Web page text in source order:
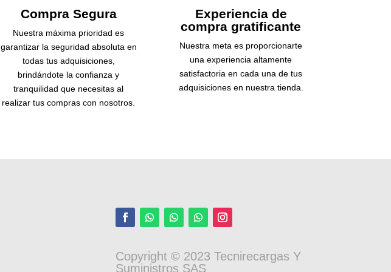
Compra Segura
Nuestra máxima prioridad es
garantizar la seguridad absoluta en
todas tus adquisiciones,
brindándote la confianza y
tranquilidad que necesitas al
realizar tus compras con nosotros.
Experiencia de
compra gratificante
Nuestra meta es proporcionarte
una experiencia altamente
satisfactoria en cada una de tus
adquisiciones en nuestra tienda.
Copyright © 2023 Tecnirecargas Y
Suministros SAS